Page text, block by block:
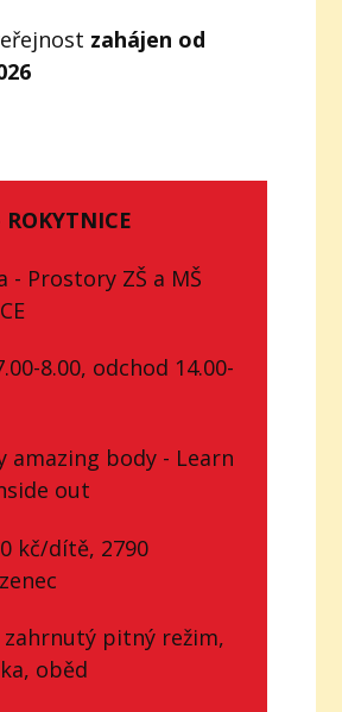
zahájen od
- Prostory ZŠ a MŠ
8.00, odchod 14.00-
amazing body - Learn
out
kč/dítě, 2790
zahrnutý pitný režim,
oběd